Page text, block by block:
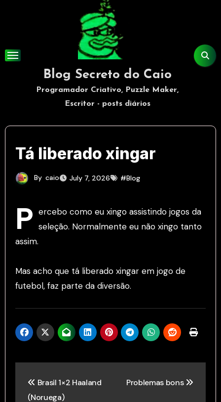
Blog Secreto do Caio
Programador Criativo, Puzzle Maker,
Escritor - posts diários
Tá liberado xingar
By caio July 7, 2026 #Blog
P ercebo como eu xingo assistindo jogos da
seleção. Normalmente eu não xingo tanto
assim.
Mas acho que tá liberado xingar em jogo de
futebol, faz parte da diversão.
navigation
Brasil 1×2 Haaland
(Noruega)
Problemas bons